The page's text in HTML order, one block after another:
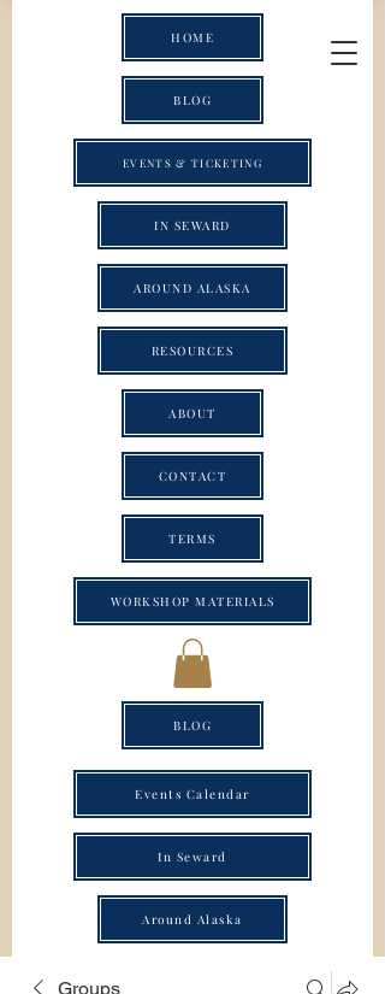
Events Calendar
In Seward
Around Alaska
BLOG
HOME
BLOG
IN SEWARD
AROUND ALASKA
RESOURCES
ABOUT
CONTACT
TERMS
WORKSHOP MATERIALS
EVENTS & TICKETING
Groups